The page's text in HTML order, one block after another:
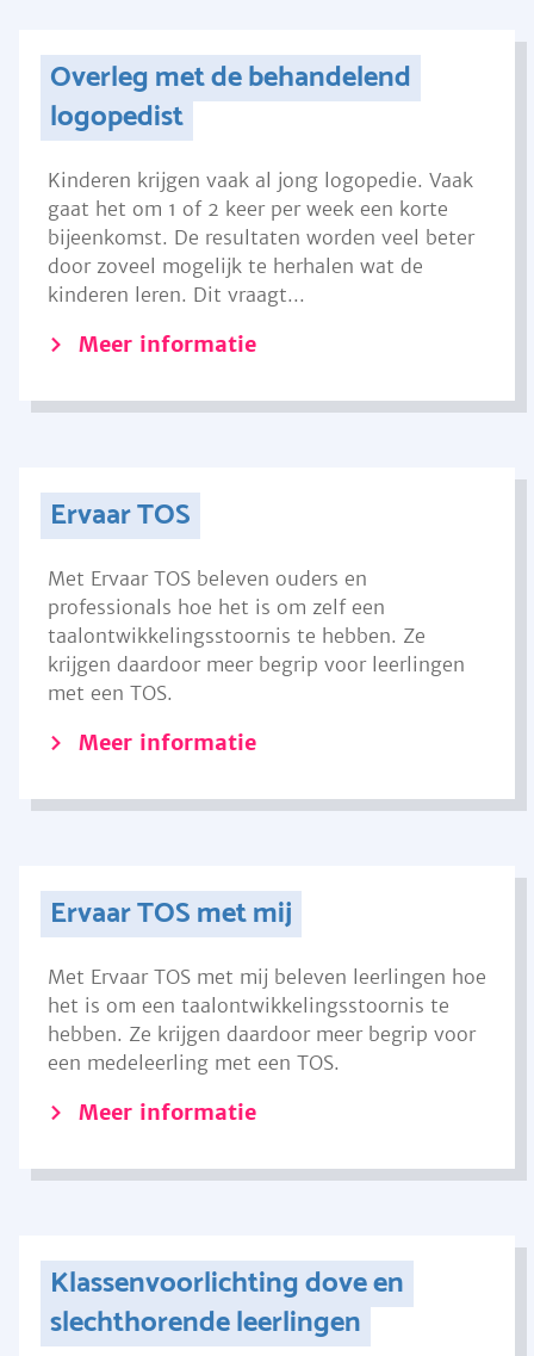
Overleg met de behandelend
logopedist
Kinderen krijgen vaak al jong logopedie. Vaak
gaat het om 1 of 2 keer per week een korte
bijeenkomst. De resultaten worden veel beter
door zoveel mogelijk te herhalen wat de
kinderen leren. Dit vraagt...
Meer informatie
Ervaar TOS
Met Ervaar TOS beleven ouders en
professionals hoe het is om zelf een
taalontwikkelingsstoornis te hebben. Ze
krijgen daardoor meer begrip voor leerlingen
met een TOS.
Meer informatie
Ervaar TOS met mij
Met Ervaar TOS met mij beleven leerlingen hoe
het is om een taalontwikkelingsstoornis te
hebben. Ze krijgen daardoor meer begrip voor
een medeleerling met een TOS.
Meer informatie
Klassenvoorlichting dove en
slechthorende leerlingen